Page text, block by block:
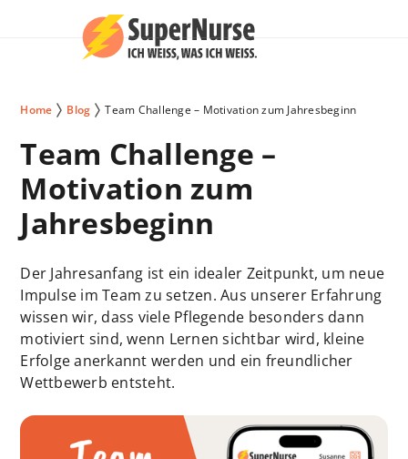
Home Blog Team Challenge – Motivation zum Jahresbeginn
Team Challenge –
Motivation zum
Jahresbeginn
Der Jahresanfang ist ein idealer Zeitpunkt, um neue
Impulse im Team zu setzen. Aus unserer Erfahrung
wissen wir, dass viele Pflegende besonders dann
motiviert sind, wenn Lernen sichtbar wird, kleine
Erfolge anerkannt werden und ein freundlicher
Wettbewerb entsteht.